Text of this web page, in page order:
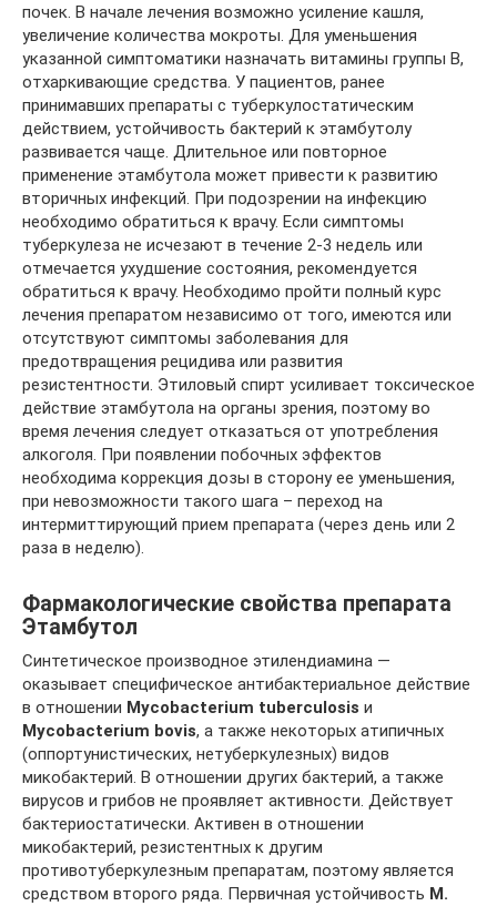
почек. В начале лечения возможно усиление кашля,
увеличение количества мокроты. Для уменьшения
указанной симптоматики назначать витамины группы В,
отхаркивающие средства. У пациентов, ранее
принимавших препараты с туберкулостатическим
действием, устойчивость бактерий к этамбутолу
развивается чаще. Длительное или повторное
применение этамбутола может привести к развитию
вторичных инфекций. При подозрении на инфекцию
необходимо обратиться к врачу. Если симптомы
туберкулеза не исчезают в течение 2-3 недель или
отмечается ухудшение состояния, рекомендуется
обратиться к врачу. Необходимо пройти полный курс
лечения препаратом независимо от того, имеются или
отсутствуют симптомы заболевания для
предотвращения рецидива или развития
резистентности. Этиловый спирт усиливает токсическое
действие этамбутола на органы зрения, поэтому во
время лечения следует отказаться от употребления
алкоголя. При появлении побочных эффектов
необходима коррекция дозы в сторону ее уменьшения,
при невозможности такого шага – переход на
интермиттирующий прием препарата (через день или 2
раза в неделю).
Фармакологические свойства препарата
Этамбутол
Синтетическое производное этилендиамина —
оказывает специфическое антибактериальное действие
в отношении Mycobacterium tuberculosis и
Mycobacterium bovis, а также некоторых атипичных
(оппортунистических, нетуберкулезных) видов
микобактерий. В отношении других бактерий, а также
вирусов и грибов не проявляет активности. Действует
бактериостатически. Активен в отношении
микобактерий, резистентных к другим
противотуберкулезным препаратам, поэтому является
средством второго ряда. Первичная устойчивость М.